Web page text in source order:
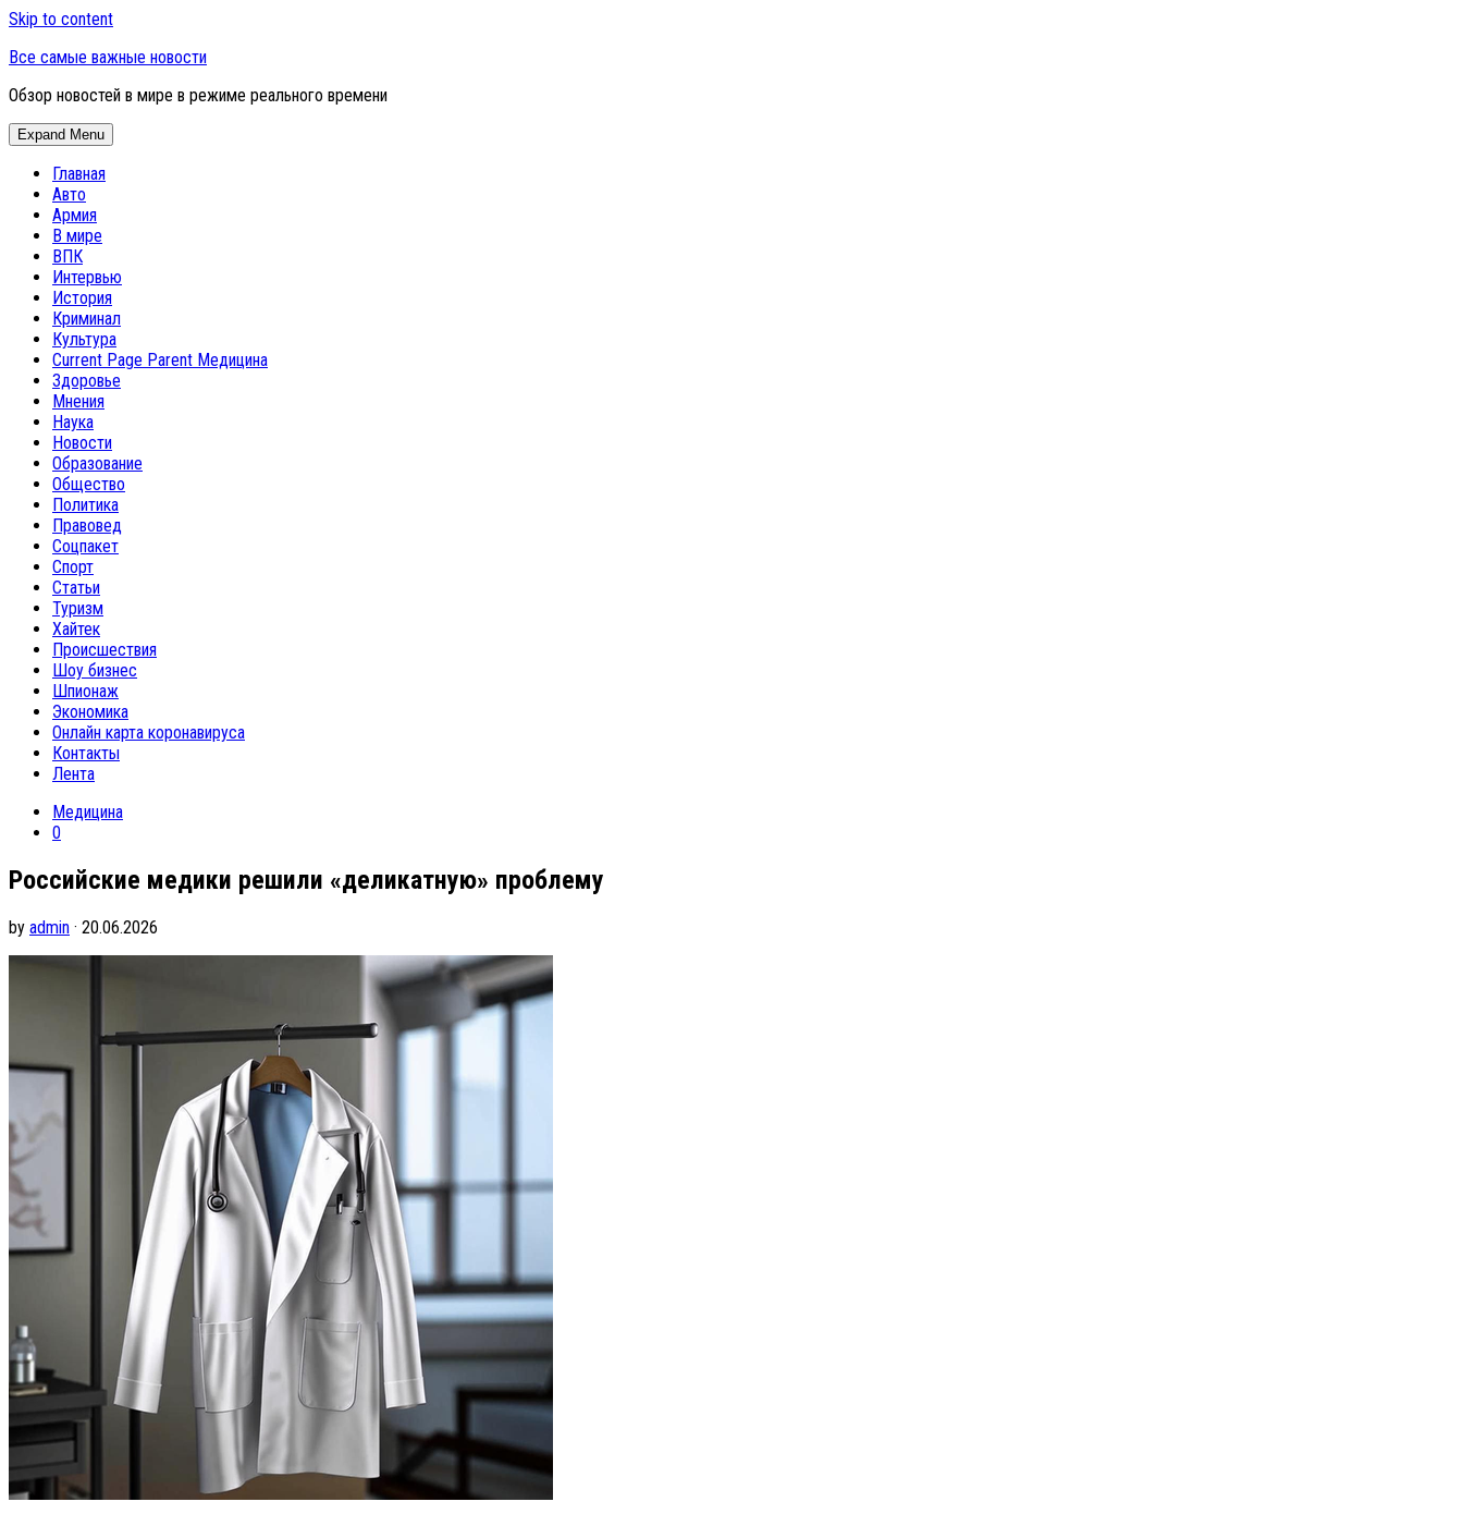
Skip to content
Все самые важные новости
Обзор новостей в мире в режиме реального времени
Expand Menu
Главная
Авто
Армия
В мире
ВПК
Интервью
История
Криминал
Культура
Current Page Parent Медицина
Здоровье
Мнения
Наука
Новости
Образование
Общество
Политика
Правовед
Соцпакет
Спорт
Статьи
Туризм
Хайтек
Происшествия
Шоу бизнес
Шпионаж
Экономика
Онлайн карта коронавируса
Контакты
Лента
Медицина
0
Российские медики решили «деликатную» проблему
by admin · 20.06.2026